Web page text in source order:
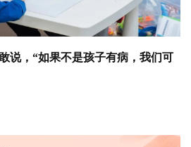
说，“如果不是孩子有病，我们可